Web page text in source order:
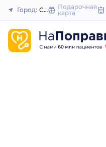
Город: Сатка Подарочная
карта